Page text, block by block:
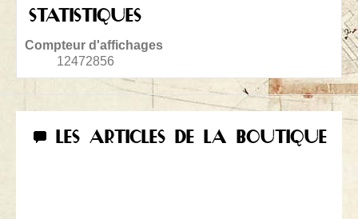
STATISTIQUES
Compteur d'affichages
12472856
LES ARTICLES DE LA BOUTIQUE